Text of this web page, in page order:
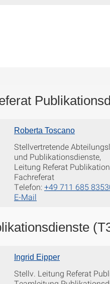
Roberta Toscano
Stellvertretende
und Publikationsdienste,
Leitung Referat
Fachreferat
Telefon:+49 711 685
E-Mail
Ingrid Eipper
Stellv. Leitung Referat